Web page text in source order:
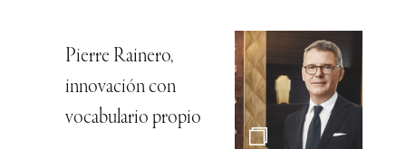
Pierre Rainero,
innovación con
vocabulario propio